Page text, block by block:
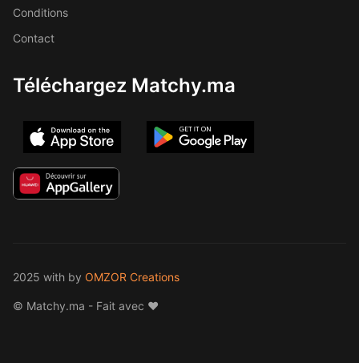
Conditions
Contact
Téléchargez Matchy.ma
2025 with by OMZOR Creations
© Matchy.ma - Fait avec ❤️